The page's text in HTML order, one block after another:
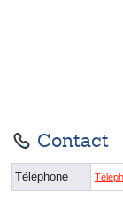
Contact
Téléphone